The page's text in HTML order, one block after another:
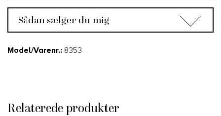
Sådan sælger du mig
Model/Varenr.: 8353
Relaterede produkter